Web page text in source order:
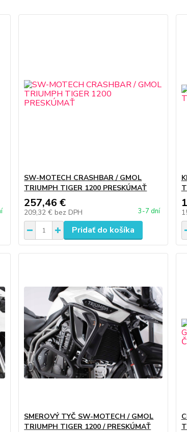
SW-MOTECH CRASHBAR / GMOL
TRIUMPH TIGER 1200 PRESKÚMAŤ
257,46 €
209,32 € bez DPH 3-7 dní
Pridať do košíka
SMEROVÝ TYČ SW-MOTECH / GMOL
TRIUMPH TIGER 1200 / PRESKÚMAŤ